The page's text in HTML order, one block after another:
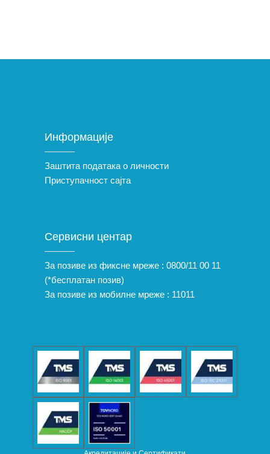
Информације
Заштита података о личности
Приступачност сајта
Сервисни центар
За позиве из фиксне мреже : 0800/11 00 11
(*бесплатан позив)
За позиве из мобилне мреже : 11011